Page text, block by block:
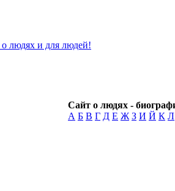
Сайт о людях -
А Б В Г Д Е Ж З И Й К Л